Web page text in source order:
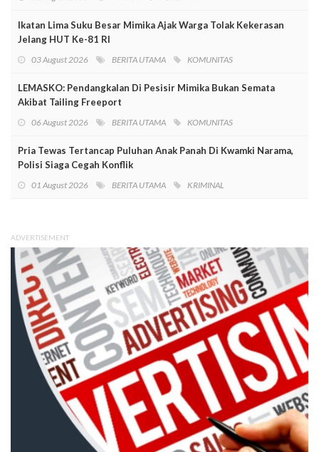
Ikatan Lima Suku Besar Mimika Ajak Warga Tolak Kekerasan
Jelang HUT Ke-81 RI
03 August 2026 BERITA UTAMA KOMUNITAS
LEMASKO: Pendangkalan Di Pesisir Mimika Bukan Semata
Akibat Tailing Freeport
06 August 2026 BERITA UTAMA KOMUNITAS
Pria Tewas Tertancap Puluhan Anak Panah Di Kwamki Narama,
Polisi Siaga Cegah Konflik
01 August 2026 BERITA UTAMA KRIMINAL
ADVERTISEMENT